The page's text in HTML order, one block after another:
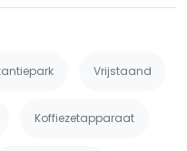
Vrijstaand
Koffiezetapparaat